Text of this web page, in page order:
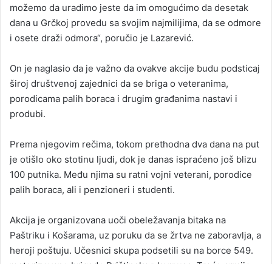
možemo da uradimo jeste da im omogućimo da desetak
dana u Grčkoj provedu sa svojim najmilijima, da se odmore
i osete draži odmora“, poručio je Lazarević.
On je naglasio da je važno da ovakve akcije budu podsticaj
široj društvenoj zajednici da se briga o veteranima,
porodicama palih boraca i drugim građanima nastavi i
produbi.
Prema njegovim rečima, tokom prethodna dva dana na put
je otišlo oko stotinu ljudi, dok je danas ispraćeno još blizu
100 putnika. Među njima su ratni vojni veterani, porodice
palih boraca, ali i penzioneri i studenti.
Akcija je organizovana uoči obeležavanja bitaka na
Paštriku i Košarama, uz poruku da se žrtva ne zaboravlja, a
heroji poštuju. Učesnici skupa podsetili su na borce 549.